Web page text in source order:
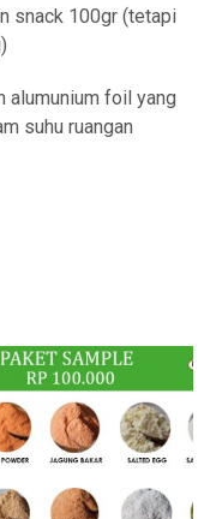
snack 100gr (tetapi
alumunium foil yang
suhu ruangan